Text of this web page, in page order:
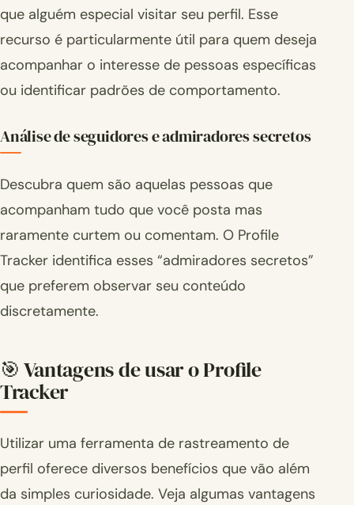
que alguém especial visitar seu perfil. Esse
recurso é particularmente útil para quem deseja
acompanhar o interesse de pessoas específicas
ou identificar padrões de comportamento.
Análise de seguidores e admiradores secretos
Descubra quem são aquelas pessoas que
acompanham tudo que você posta mas
raramente curtem ou comentam. O Profile
Tracker identifica esses “admiradores secretos”
que preferem observar seu conteúdo
discretamente.
🎯 Vantagens de usar o Profile
Tracker
Utilizar uma ferramenta de rastreamento de
perfil oferece diversos benefícios que vão além
da simples curiosidade. Veja algumas vantagens